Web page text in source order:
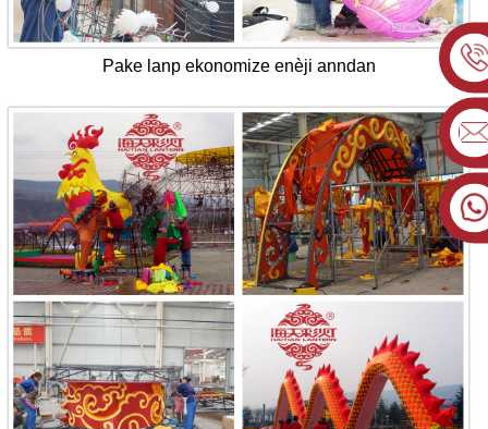
Pake lanp ekonomize enèji anndan